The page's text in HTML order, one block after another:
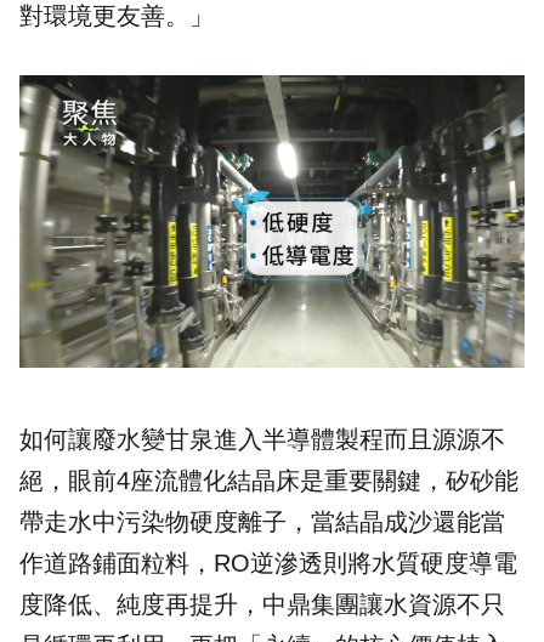
對環境更友善。」
如何讓廢水變甘泉進入半導體製程而且源源不
絕，眼前4座流體化結晶床是重要關鍵，矽砂能
帶走水中污染物硬度離子，當結晶成沙還能當
作道路鋪面粒料，RO逆滲透則將水質硬度導電
度降低、純度再提升，中鼎集團讓水資源不只